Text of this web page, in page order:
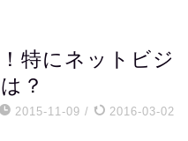
特にネットビジ
？
2015-11-09 / 2016-03-02